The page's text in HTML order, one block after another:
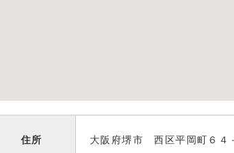
住所 大阪府堺市 西区平岡町６４